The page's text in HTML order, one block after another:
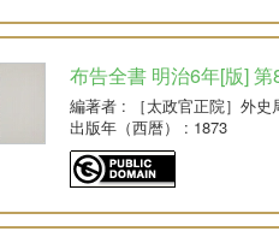
布告全書 明治6年[版] 第
編著者 : ［太政官正院］外史
出版年（西暦）
: 1873